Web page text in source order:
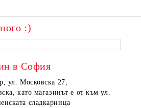
ПОРЪЧАНИ
:)
в София
ул. Московска 27,
като магазинът е от към ул.
сладкарница